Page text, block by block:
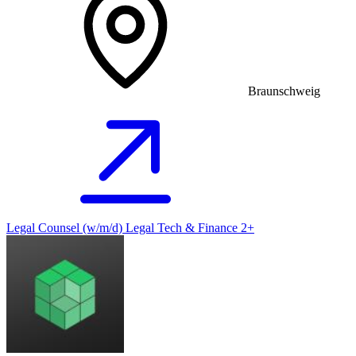
Braunschweig
Legal Counsel (w/m/d) Legal Tech & Finance 2+